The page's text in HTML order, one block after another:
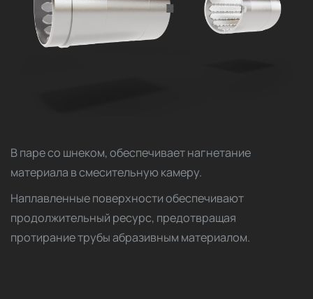
В паре со шнеком, обеспечивает нагнетание
материала в смесительную камеру.
Наплавленные поверхности обеспечивают
продолжительный ресурс, предотвращая
протирание трубы абразивным материалом.